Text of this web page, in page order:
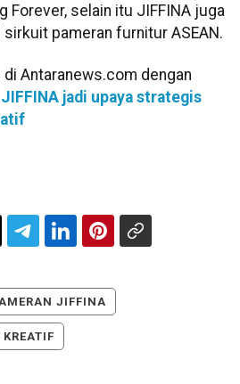
Forever, selain itu JIFFINA juga
pameran furnitur ASEAN.
di Antaranews.com dengan
jadi upaya strategis
JIFFINA